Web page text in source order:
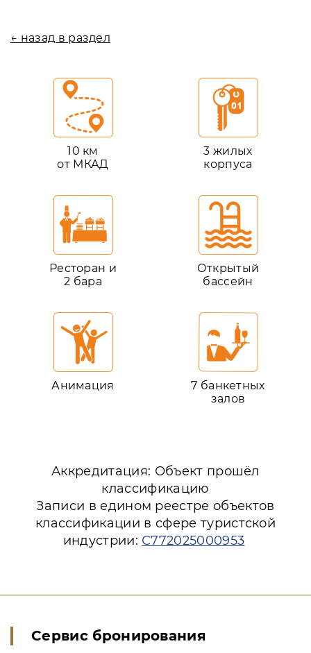
← назад в раздел
10 км
от МКАД
3 жилых
корпуса
Ресторан и
2 бара
Открытый
бассейн
Анимация
7 банкетных
залов
Аккредитация: Объект прошёл
классификацию
Записи в едином реестре объектов
классификации в сфере туристской
индустрии: С772025000953
Сервис бронирования